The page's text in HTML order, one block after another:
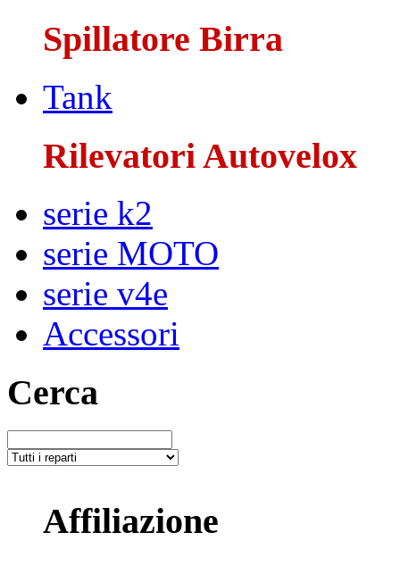
Spillatore Birra
Tank
Rilevatori Autovelox
serie k2
serie MOTO
serie v4e
Accessori
Cerca
Affiliazione